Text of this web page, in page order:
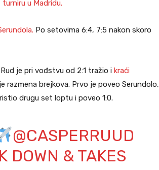
turniru u Madridu.
Po setovima 6:4, 7:5 nakon skoro
je pri vođstvu od 2:1 tražio i kraći
razmena brejkova. Prvo je poveo Serundolo,
drugu set loptu i poveo 1:0.
@CASPERRUUD
DOWN & TAKES